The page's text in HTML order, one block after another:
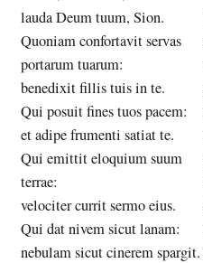
lauda Deum tuum, Sion.
Quoniam confortavit servas
portarum tuarum:
benedixit fillis tuis in te.
Qui posuit fines tuos pacem:
et adipe frumenti satiat te.
Qui emittit eloquium suum
terrae:
velociter currit sermo eius.
Qui dat nivem sicut lanam:
nebulam sicut cinerem spargit.